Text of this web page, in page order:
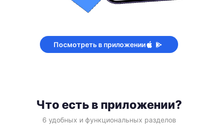
Посмотреть в приложении
Что есть в приложении?
6 удобных и функциональных разделов